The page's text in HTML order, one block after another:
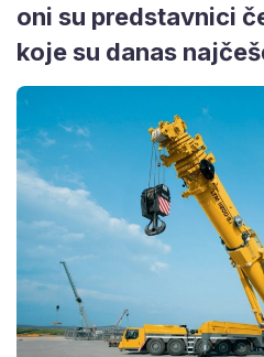
oni su predstavnici
koje su danas